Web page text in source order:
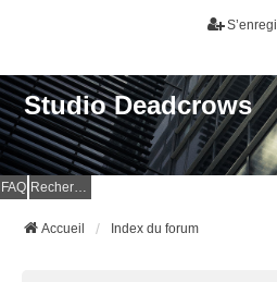
Studio Deadcrows
FAQ Rechercher
Accueil Index du forum